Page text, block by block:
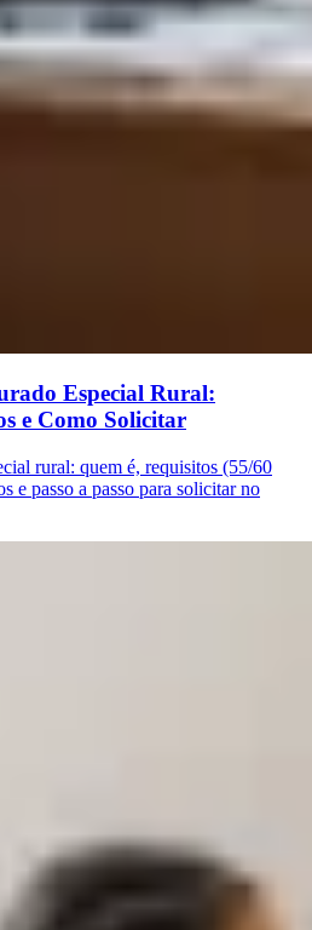
Especial Rural:
e Como Solicitar
rural: quem é, requisitos (55/60
e passo a passo para solicitar no